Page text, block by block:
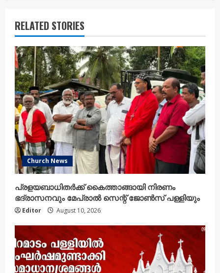
RELATED STORIES
Church News
പ്രളയബാധിതർക്ക് കൈത്താങ്ങായി നിരണം
ഭദ്രാസനവും മേപ്രാൽ സെന്റ് ജോൺസ് പള്ളിയും
Editor August 10, 2026